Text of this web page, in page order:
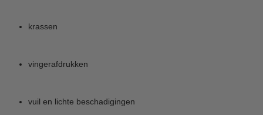
krassen
vingerafdrukken
vuil en lichte beschadigingen